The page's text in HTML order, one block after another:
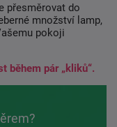
přesměrovat do
množství lamp,
pokoji
během pár „kliků“.